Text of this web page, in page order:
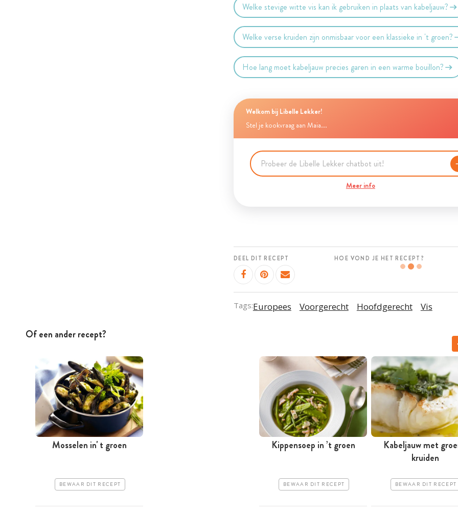
Welke stevige witte vis kan ik gebruiken in plaats van kabeljauw?
Welke verse kruiden zijn onmisbaar voor een klassieke in 't groen?
Hoe lang moet kabeljauw precies garen in een warme bouillon?
Welkom bij Libelle Lekker!
Stel je kookvraag aan Maia...
Meer info
DEEL DIT RECEPT HOE VOND JE HET RECEPT?
Tags:Europees Voorgerecht Hoofdgerecht Vis
Of een ander recept?
Mosselen in' t groen
BEWAAR DIT RECEPT
Kippensoep in ’t groen
BEWAAR DIT RECEPT
Kabeljauw met
kruiden
BEWAAR DIT RECEPT